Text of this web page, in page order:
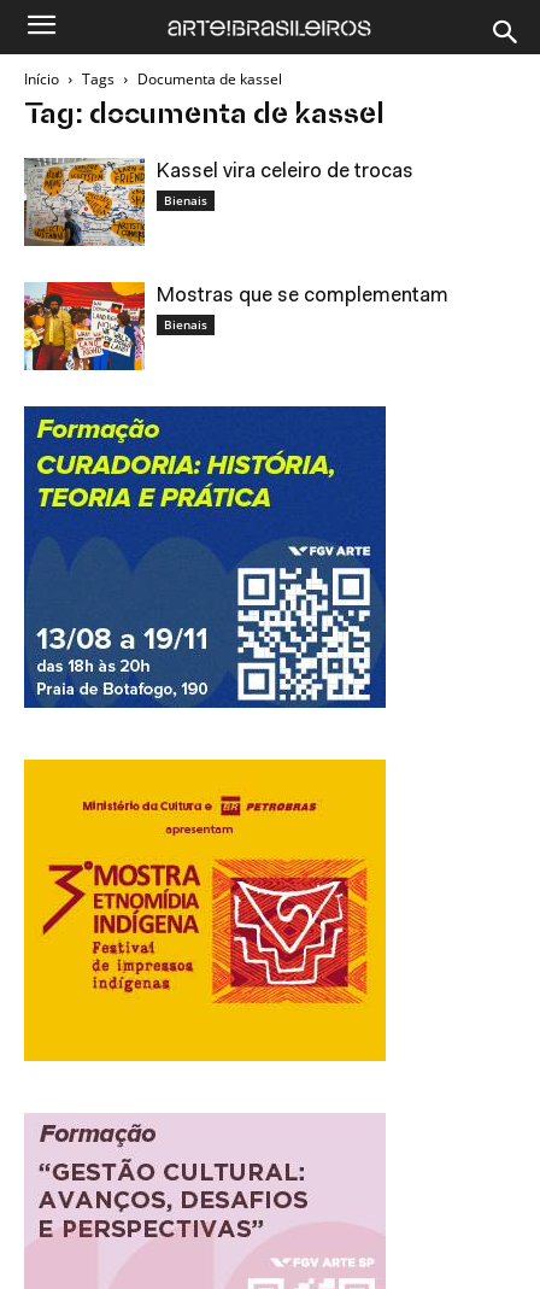
Início Tags Documenta de kassel
Tag: documenta de kassel
Kassel vira celeiro de trocas
Bienais
Mostras que se complementam
Bienais